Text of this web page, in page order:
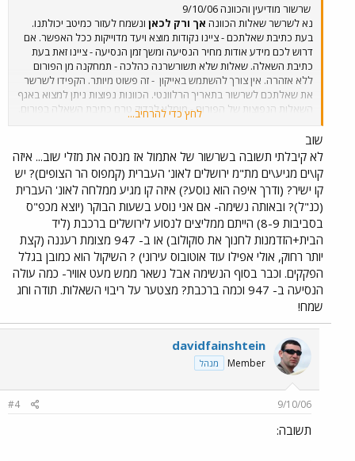
שרשור מודיעין והכוונה 9/10/06
נא לשרשר שאלות הכוונה אך ורק לכאן ונשמח לעזור כמיטב יכולתנו.
בעת כתיבת שאלתכם - ציינו נקודות מוצא ויעד מדוייקות ככל האפשר. אם
דרוש לכם מידע אודות מחיר הנסיעה ומשך זמן הנסיעה - ציינו זאת בעת
כתיבת השאלה. שאלות שלא תשורשרנה כהלכה - תמחקנה מן הפורום
ללא אזהרה. אין צורך להשתמש באייקון - זה פשוט מיותר. הקפידו לשרשר
את שאלתכם לשרשור בתאריך הרלוונטי. הכוונות נפוצות ניתן למצוא באגף
השאלות הנפוצות של הפורום - מומלץ לבדוק טרם כתיבת השאלה בפורום.
הגולשים מתבקשים שלא להשיב לשאלות בשרשורי הכוונה
קודמים ולא לשרשר הודעות שאינן קשורות לשרשור ההכוונה.
נסיעה טובה וגלישה מהנה בפורום
לחץ כדי להרחיב...
שוב
לא קיבלתי תשובה בשרשור של אתמול אז מנסה את מזלי שוב... איזה
קו\ים מגיע\ים מת"מ ירושלים לאונ' העברית (קמפוס הר הצופים)? יש
קו ישיר? (ודרך איפה הוא נוסע?) איזה קו מגיע ממלחה לאונ' העברית
(כנ"ל)? ובאותה נשימה- אם אני נוסע בשעות הבוקר (יוצא מכפ"ס
בסביבות 8-9) הייתם ממליצים לנסוע לירושלים ברכבת (ליד
הבית+הזדמנות לחנוך את סוקולוב) או ב- 947 מצומת רעננה (קצת
יותר רחוק, אולי אפילו עוד אוטובוס עירוני) ? השיקול הוא כמובן בגלל
הפקקים. וכבר בסוף הנשימה אבל נשאר ממש מעט אוויר- כמה עולה
הנסיעה ב- 947 וכמה ברכבת? מצטער על ריבוי השאלות. תודה וחג
שמח!
davidfainshtein
Member מנהל
9/10/06
#4
תשובה: